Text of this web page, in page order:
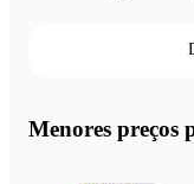
Menores preços